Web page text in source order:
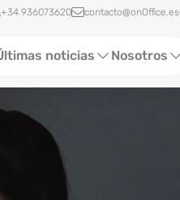
rápido
+34 936073620 contacto@onOffice.es
noticias
News
Nosotros